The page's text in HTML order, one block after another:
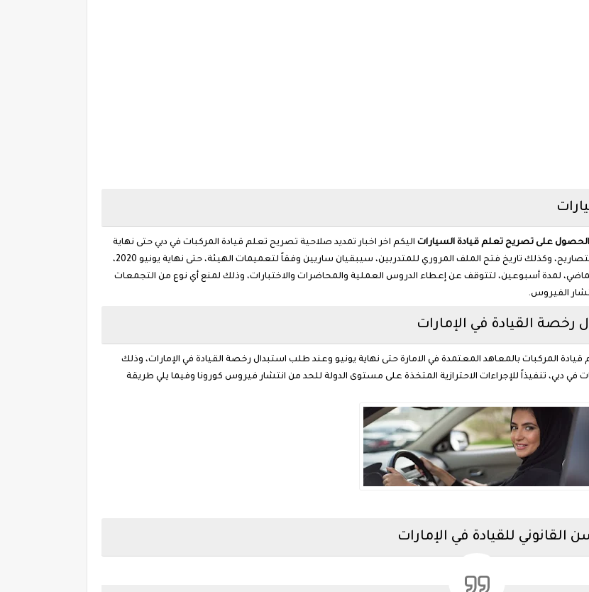
الحصول على تصريح تعلم قيادة السيارات اليكم اخر اخبار تمديد صلاحية تصريح تعلم قيادة المركبات في دبي حتى نهاية
يونيو أكدت معاهد التدريب على قيادة المركبات لعملائها أن تلك التصاريح، وكذلك تاريخ فتح الملف المروري للمتدربين، سيبقيان ساريين وفقاً لتعميمات الهيئة، حتى نهاية يونيو 2020،
التدريب على قيادة المركبات بدبي في 26 مارس الماضي، لمدة أسبوعين، لتتوقف عن إعطاء الدروس العملية والمحاضرات والاختبارات، وذلك لمنع أي نوع من التجمعات
الفيروس.
المركبات بالمعاهد المعتمدة في الامارة حتى نهاية يونيو وعند طلب استبدال رخصة القيادة في الإمارات، وذلك
دبي، تنفيذاً للإجراءات الاحترازية المتخذة على مستوى الدولة للحد من انتشار فيروس كورونا وفيما يلي طريقة
القانوني للقيادة في الإمارات